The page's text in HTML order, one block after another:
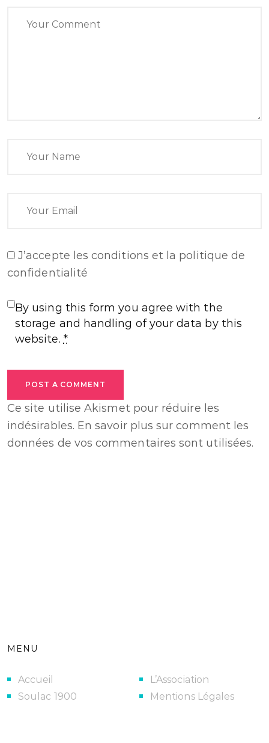
J’accepte les conditions et la politique de
confidentialité
By using this form you agree with the
storage and handling of your data by this
website. *
POST A COMMENT
Ce site utilise Akismet pour réduire les
indésirables. En savoir plus sur comment les
données de vos commentaires sont utilisées.
MENU
Accueil
Soulac 1900
L’Association
Mentions Légales